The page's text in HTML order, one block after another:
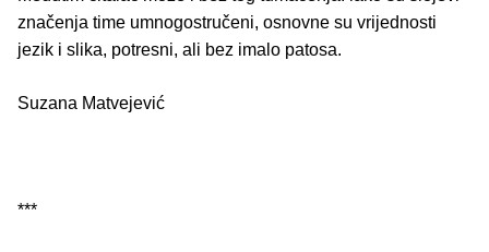
značenja time umnogostručeni, osnovne su vrijednosti
jezik i slika, potresni, ali bez imalo patosa.
Suzana Matvejević
***